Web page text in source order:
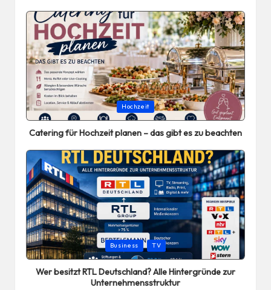
Posted
in
Hochzeit
Catering für Hochzeit planen – das gibt es zu beachten
Posted
in
Business TV
Wer besitzt RTL Deutschland? Alle Hintergründe zur
Unternehmensstruktur